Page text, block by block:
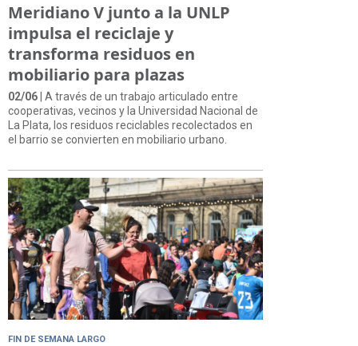
Meridiano V junto a la UNLP
impulsa el reciclaje y
transforma residuos en
mobiliario para plazas
02/06 | A través de un trabajo articulado entre
cooperativas, vecinos y la Universidad Nacional de
La Plata, los residuos reciclables recolectados en
el barrio se convierten en mobiliario urbano.
FIN DE SEMANA LARGO